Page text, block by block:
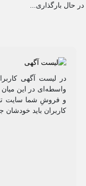
در حال بارگذاری...
در لیست آگهی
واسطه‌ای در این میان
و فروشِ شما سایت
کاربران باید خودشان